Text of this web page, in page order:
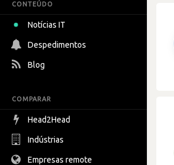
CONTEÚDO
Notícias IT
Despedimentos
Blog
COMPARAR
Head2Head
Indústrias
Empresas remote